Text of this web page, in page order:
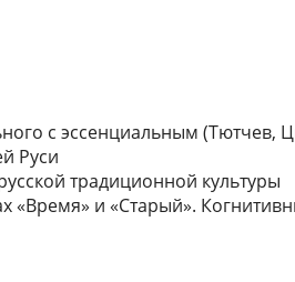
с эссенциальным (Тютчев,
Руси
традиционной культуры
«Время» и «Старый».